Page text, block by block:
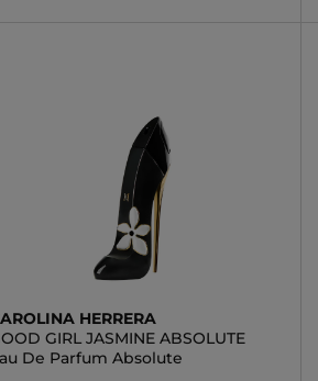
HERRERA
GIRL JASMINE ABSOLUTE
De Parfum Absolute